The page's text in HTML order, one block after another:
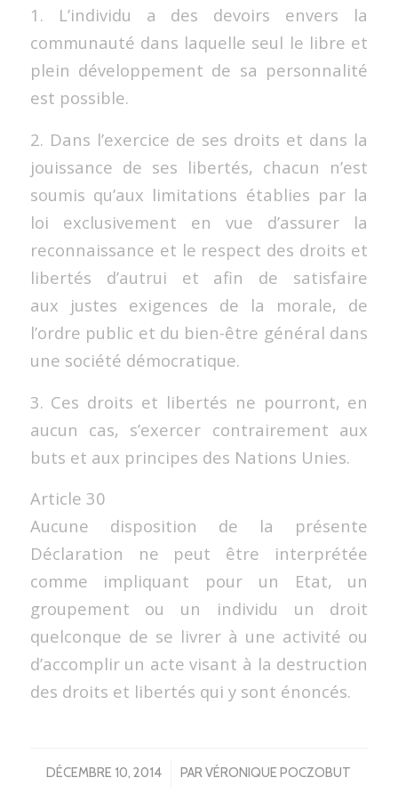
1. L’individu a des devoirs envers la
communauté dans laquelle seul le libre et
plein développement de sa personnalité
est possible.
2. Dans l’exercice de ses droits et dans la
jouissance de ses libertés, chacun n’est
soumis qu’aux limitations établies par la
loi exclusivement en vue d’assurer la
reconnaissance et le respect des droits et
libertés d’autrui et afin de satisfaire
aux justes exigences de la morale, de
l’ordre public et du bien-être général dans
une société démocratique.
3. Ces droits et libertés ne pourront, en
aucun cas, s’exercer contrairement aux
buts et aux principes des Nations Unies.
Article 30
Aucune disposition de la présente
Déclaration ne peut être interprétée
comme impliquant pour un Etat, un
groupement ou un individu un droit
quelconque de se livrer à une activité ou
d’accomplir un acte visant à la destruction
des droits et libertés qui y sont énoncés.
DÉCEMBRE 10, 2014
/ PARVÉRONIQUE POCZOBUT